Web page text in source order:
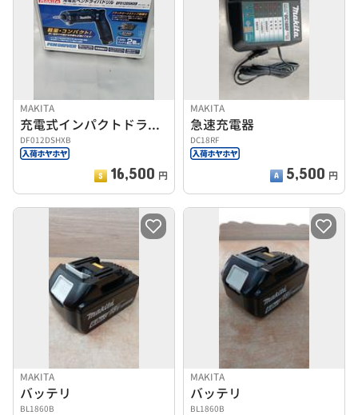
MAKITA
充電式インパクトドライバー
DF012DSHXB
16,500 円
MAKITA
急速充電器
DC18RF
5,500 円
MAKITA
バッテリ
BL1860B
MAKITA
バッテリ
BL1860B